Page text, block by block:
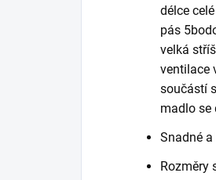
délce
pás
velká
ventilace
součástí
madlo se
Snadné
Rozměry